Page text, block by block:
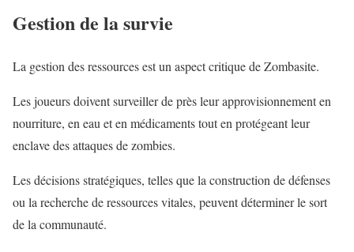
Gestion de la survie
La gestion des ressources est un aspect critique de Zombasite.
Les joueurs doivent surveiller de près leur approvisionnement en
nourriture, en eau et en médicaments tout en protégeant leur
enclave des attaques de zombies.
Les décisions stratégiques, telles que la construction de défenses
ou la recherche de ressources vitales, peuvent déterminer le sort
de la communauté.